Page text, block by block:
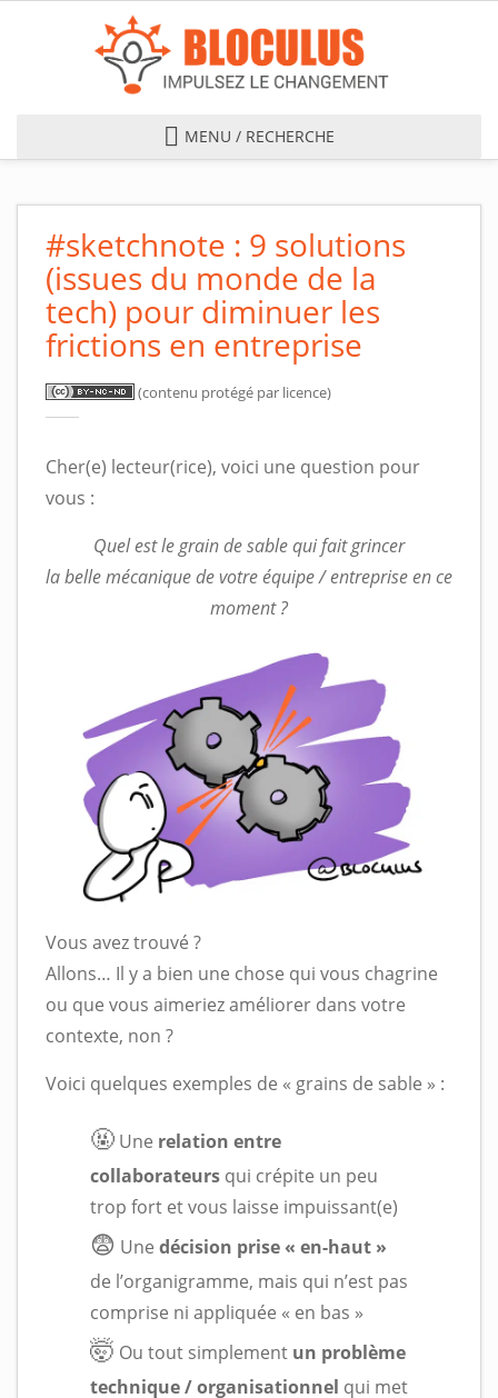
Skip to main content
MENU / RECHERCHE
#sketchnote : 9 solutions
(issues du monde de la
tech) pour diminuer les
frictions en entreprise
(contenu protégé par licence)
Cher(e) lecteur(rice), voici une question pour
vous :
Quel est le grain de sable qui fait grincer
la belle mécanique de votre équipe / entreprise en ce
moment ?
Vous avez trouvé ?
Allons… Il y a bien une chose qui vous chagrine
ou que vous aimeriez améliorer dans votre
contexte, non ?
Voici quelques exemples de « grains de sable » :
🤬 Une relation entre
collaborateurs qui crépite un peu
trop fort et vous laisse impuissant(e)
😨 Une décision prise « en-haut »
de l’organigramme, mais qui n’est pas
comprise ni appliquée « en bas »
🤯 Ou tout simplement un problème
technique / organisationnel qui met